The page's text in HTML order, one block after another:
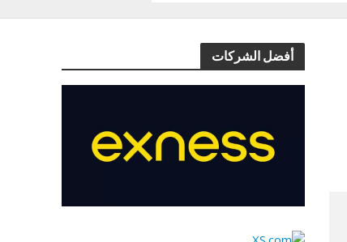
أفضل الشركات